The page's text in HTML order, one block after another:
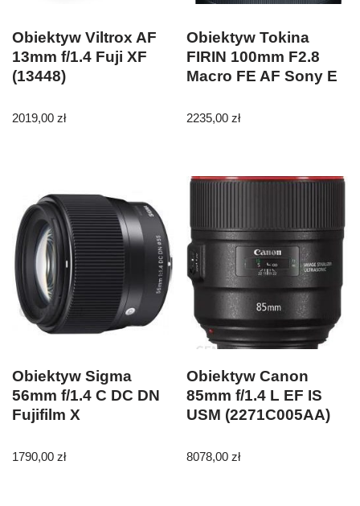
Obiektyw Viltrox AF
13mm f/1.4 Fuji XF
(13448)
2019,00 zł
Obiektyw Tokina
FIRIN 100mm F2.8
Macro FE AF Sony E
2235,00zł
Obiektyw Sigma
56mm f/1.4 C DC DN
Fujifilm X
1790,00 zł
Obiektyw Canon
85mm f/1.4 L EF IS
USM (2271C005AA)
8078,00zł